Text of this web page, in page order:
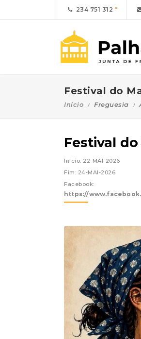
234 751 312
Festival do
Início Freguesia
Festival
Início: 22-MAI-2026
Fim: 24-MAI-2026
Facebook:
https://